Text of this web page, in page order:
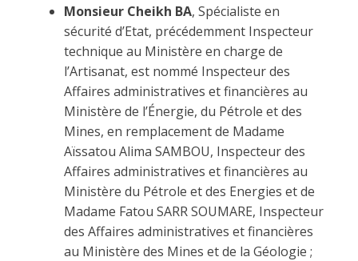
Monsieur Cheikh BA, Spécialiste en
sécurité d’Etat, précédemment Inspecteur
technique au Ministère en charge de
l’Artisanat, est nommé Inspecteur des
Affaires administratives et financières au
Ministère de l’Énergie, du Pétrole et des
Mines, en remplacement de Madame
Aïssatou Alima SAMBOU, Inspecteur des
Affaires administratives et financières au
Ministère du Pétrole et des Energies et de
Madame Fatou SARR SOUMARE, Inspecteur
des Affaires administratives et financières
au Ministère des Mines et de la Géologie ;